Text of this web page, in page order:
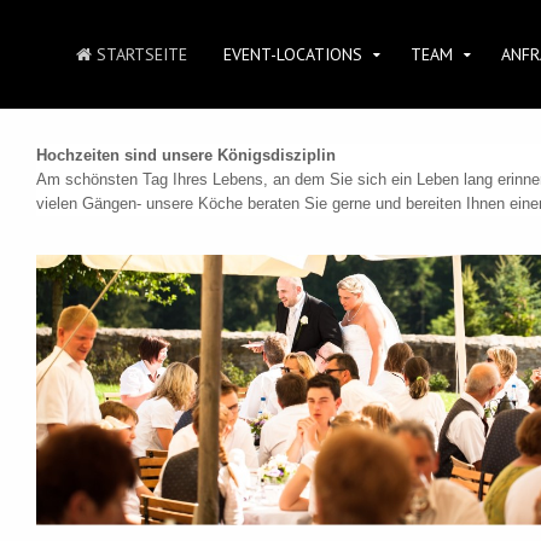
STARTSEITE EVENT-LOCATIONS TEAM
Hochzeiten sind unsere Königsdisziplin
Am schönsten Tag Ihres Lebens, an dem Sie sich ein Leben lang
vielen Gängen- unsere Köche beraten Sie gerne und bereiten Ihnen